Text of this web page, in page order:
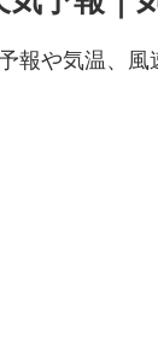
報や気温、